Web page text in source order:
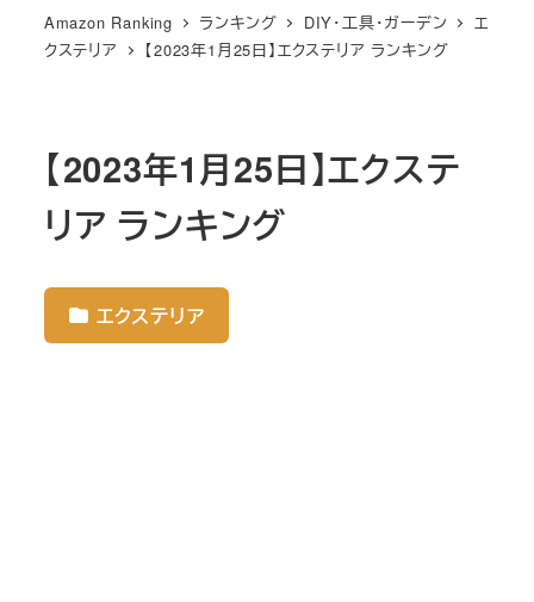
Amazon Ranking ランキング DIY・工具・ガーデン
エ
クステリア
【2023年1月25日】エクステリア ランキング
【2023年1月25日】エクステ
リア ランキング
エクステリア